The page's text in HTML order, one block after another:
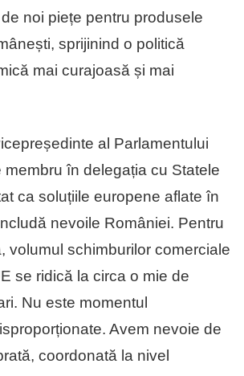
noi piețe pentru produsele
sprijinind o politică
mai curajoasă și mai
al Parlamentului
membru în delegația cu Statele
ca soluțiile europene aflate în
nevoile României. Pentru
volumul schimburilor comerciale
se ridică la circa o mie de
Nu este momentul
Avem nevoie de
coordonată la nivel